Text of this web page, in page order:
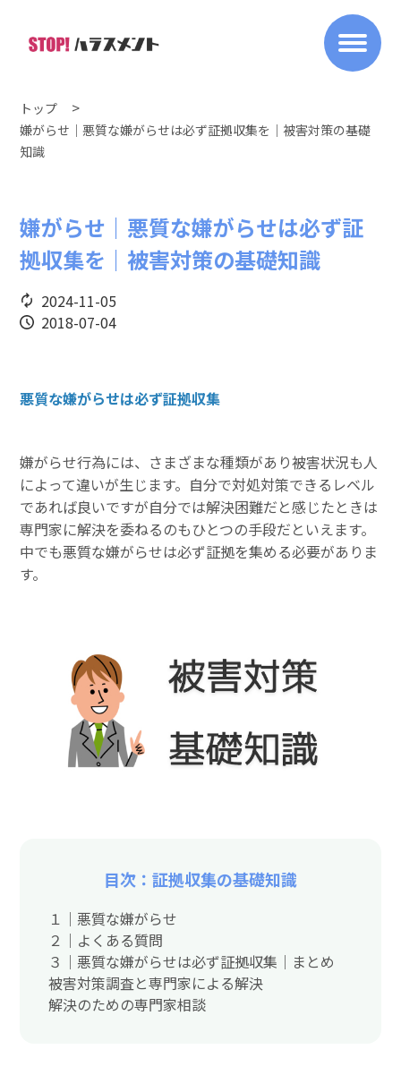
トップ
嫌がらせ｜悪質な嫌がらせは必ず証拠収集を｜被害対策の基礎
知識
嫌がらせ｜悪質な嫌がらせは必ず証
拠収集を｜被害対策の基礎知識
2024-11-05
2018-07-04
悪質な嫌がらせは必ず証拠収集
嫌がらせ行為には、さまざまな種類があり被害状況も人
によって違いが生じます。自分で対処対策できるレベル
であれば良いですが自分では解決困難だと感じたときは
専門家に解決を委ねるのもひとつの手段だといえます。
中でも悪質な嫌がらせは必ず証拠を集める必要がありま
す。
目次：証拠収集の基礎知識
１｜悪質な嫌がらせ
２｜よくある質問
３｜悪質な嫌がらせは必ず証拠収集｜まとめ
被害対策調査と専門家による解決
解決のための専門家相談